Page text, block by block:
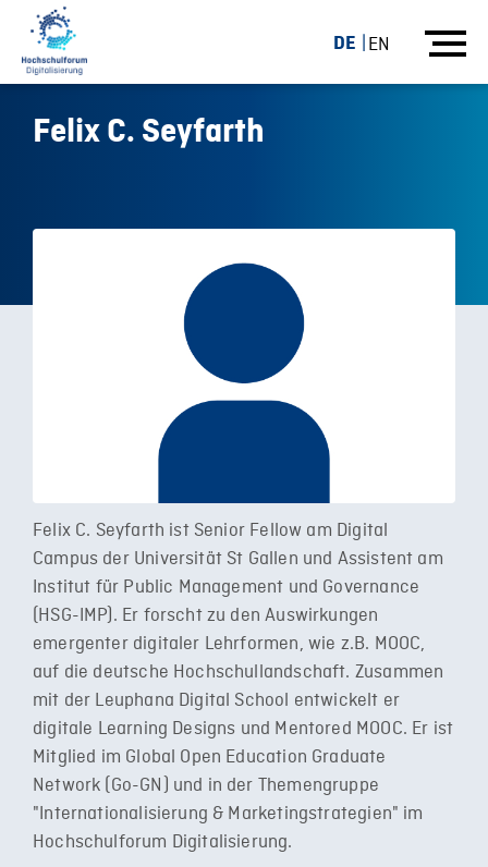
DE EN
Felix C. Seyfarth
Felix C. Seyfarth ist Senior Fellow am Digital
Campus der Universität St Gallen und Assistent am
Institut für Public Management und Governance
(HSG-IMP). Er forscht zu den Auswirkungen
emergenter digitaler Lehrformen, wie z.B. MOOC,
auf die deutsche Hochschullandschaft. Zusammen
mit der Leuphana Digital School entwickelt er
digitale Learning Designs und Mentored MOOC. Er ist
Mitglied im Global Open Education Graduate
Network (Go-GN) und in der Themengruppe
"Internationalisierung & Marketingstrategien" im
Hochschulforum Digitalisierung.